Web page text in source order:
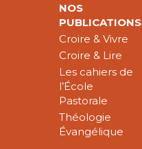
NOS
PUBLICATIONS
Croire & Vivre
Croire & Lire
Les cahiers de
l’École
Pastorale
Théologie
Évangélique